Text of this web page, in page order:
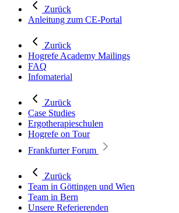
Zurück
Anleitung zum CE-Portal
Zurück
Hogrefe Academy Mailings
FAQ
Infomaterial
Zurück
Case Studies
Ergotherapieschulen
Hogrefe on Tour
Frankfurter Forum
Zurück
Team in Göttingen und Wien
Team in Bern
Unsere Referierenden